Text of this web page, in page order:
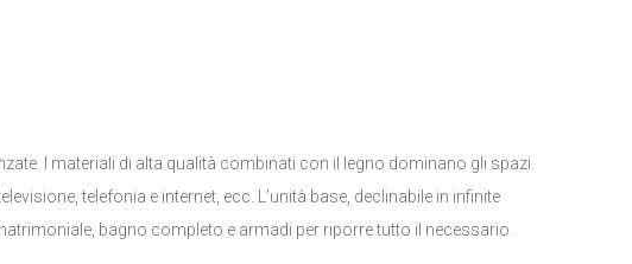
I materiali di alta qualità combinati con il legno dominano gli spazi.
telefonia e internet, ecc. L’unità base, declinabile in infinite
bagno completo e armadi per riporre tutto il necessario.